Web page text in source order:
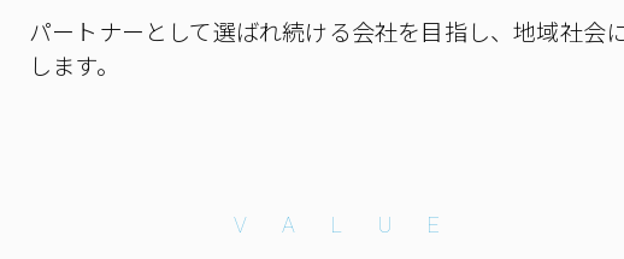
パートナーとして選ばれ続ける会社を目指し、地域社会
します。
VALUE